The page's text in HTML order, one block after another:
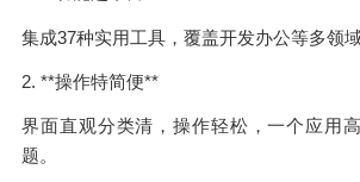
集成37种实用工具，覆盖开发办公等多领
2. **操作特简便**
界面直观分类清，操作轻松，一个应用
题。